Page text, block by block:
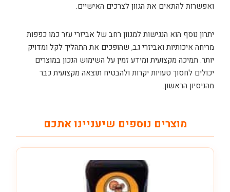
ואפשרות להתאים את הגוון לצרכים האישיים.
יתרון נוסף הוא הנגישות למגוון רחב של אביזרי עזר כמו כפפות
מריחה איכותיות ואביזרי גב, שהופכים את התהליך לקל ומדויק
יותר. תמיכה מקצועית ומידע זמין על השימוש הנכון במוצרים
יכולים לחסוך טעויות יקרות ולהבטיח תוצאה מקצועית כבר
מהניסיון הראשון.
מוצרים נוספים שיעניינו אתכם